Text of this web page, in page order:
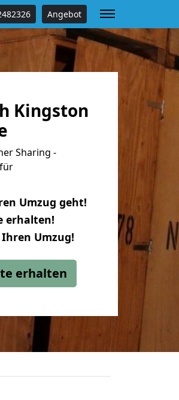
Angebot
Kingston
Sharing -
Umzug geht!
erhalten!
Umzug!
erhalten